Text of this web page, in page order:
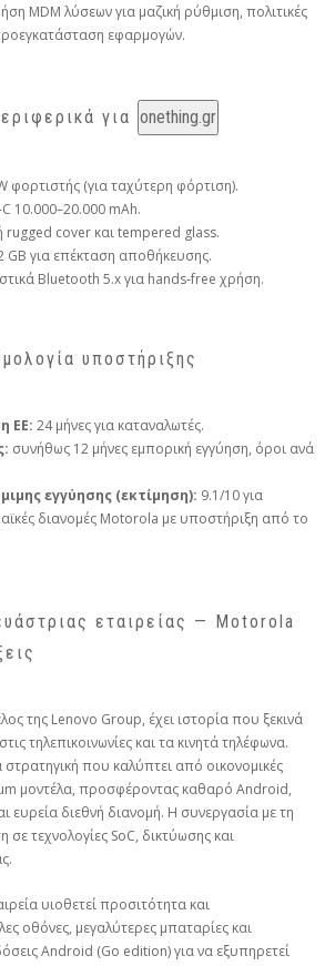
MDM λύσεων για μαζική ρύθμιση, πολιτικές
εφαρμογών.
για onething.gr
φορτιστής (για ταχύτερη φόρτιση).
10.000–20.000 mAh.
rugged cover και tempered glass.
GB για επέκταση αποθήκευσης.
Bluetooth 5.x για hands‑free χρήση.
υποστήριξης
ΕΕ: 24 μήνες για καταναλωτές.
συνήθως 12 μήνες εμπορική εγγύηση, όροι ανά
εγγύησης (εκτίμηση): 9.1/10 για
διανομές Motorola με υποστήριξη από το
εταιρείας — Motorola
της Lenovo Group, έχει ιστορία που ξεκινά
τηλεπικοινωνίες και τα κινητά τηλέφωνα.
στρατηγική που καλύπτει από οικονομικές
μοντέλα, προσφέροντας καθαρό Android,
ευρεία διεθνή διανομή. Η συνεργασία με τη
τεχνολογίες SoC, δικτύωσης και
υιοθετεί προσιτότητα και
οθόνες, μεγαλύτερες μπαταρίες και
Android (Go edition) για να εξυπηρετεί